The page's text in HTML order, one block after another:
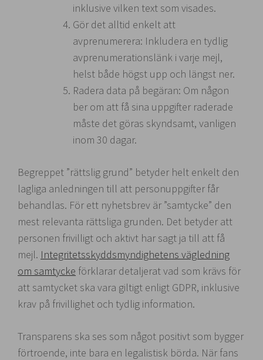
inklusive vilken text som visades.
Gör det alltid enkelt att
avprenumerera: Inkludera en tydlig
avprenumerationslänk i varje mejl,
helst både högst upp och längst ner.
Radera data på begäran: Om någon
ber om att få sina uppgifter raderade
måste det göras skyndsamt, vanligen
inom 30 dagar.
Begreppet ”rättslig grund” betyder helt enkelt den
lagliga anledningen till att personuppgifter får
behandlas. För ett nyhetsbrev är ”samtycke” den
mest relevanta rättsliga grunden. Det betyder att
personen frivilligt och aktivt har sagt ja till att få
mejl. Integritetsskyddsmyndighetens vägledning
om samtycke förklarar detaljerat vad som krävs för
att samtycket ska vara giltigt enligt GDPR, inklusive
krav på frivillighet och tydlig information.
Transparens ska ses som något positivt som bygger
förtroende, inte bara en legalistisk börda. När fans